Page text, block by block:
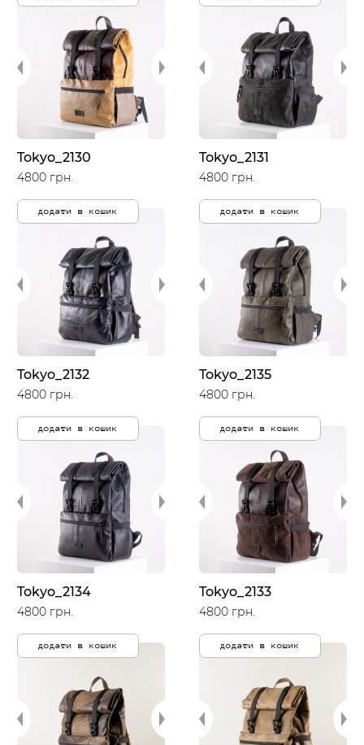
Tokyo_2130
4800 грн.
додати в кошик
Tokyo_2131
4800 грн.
додати в кошик
Tokyo_2132
4800 грн.
додати в кошик
Tokyo_2135
4800 грн.
додати в кошик
Tokyo_2134
4800 грн.
додати в кошик
Tokyo_2133
4800 грн.
додати в кошик